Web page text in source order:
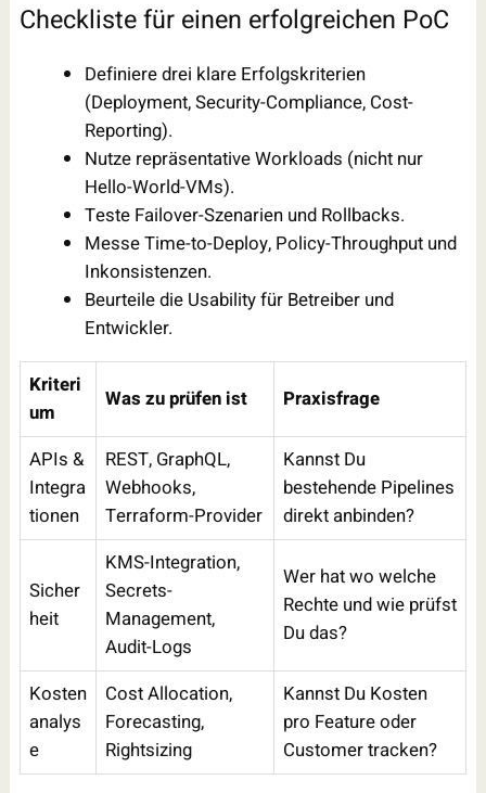
Checkliste für einen erfolgreichen PoC
Definiere drei klare Erfolgskriterien
(Deployment, Security-Compliance, Cost-
Reporting).
Nutze repräsentative Workloads (nicht nur
Hello-World-VMs).
Teste Failover-Szenarien und Rollbacks.
Messe Time-to-Deploy, Policy-Throughput und
Inkonsistenzen.
Beurteile die Usability für Betreiber und
Entwickler.
Kriteri
um
Was zu prüfen ist Praxisfrage
APIs &
Integra
tionen
REST, GraphQL,
Webhooks,
Terraform-Provider
Kannst Du
bestehende Pipelines
direkt anbinden?
Sicher
heit
KMS-Integration,
Secrets-
Management,
Audit-Logs
Wer hat wo welche
Rechte und wie prüfst
Du das?
Kosten
analys
e
Cost Allocation,
Forecasting,
Rightsizing
Kannst Du Kosten
pro Feature oder
Customer tracken?